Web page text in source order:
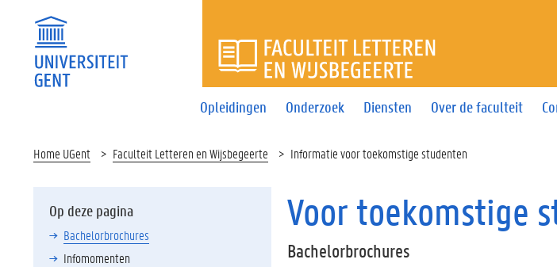
Opleidingen Onderzoek Diensten Over de faculteit
FACULTEIT LETTEREN EN
Home UGent Faculteit Letteren en Wijsbegeerte Informatie voor toekomstige studenten
Op deze pagina
Bachelorbrochures
Infomomenten
Voor toekomstige
Bachelorbrochures